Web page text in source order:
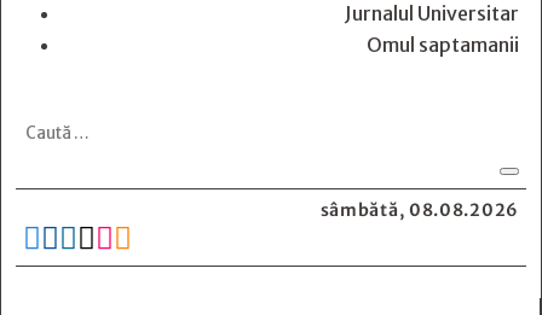
Jurnalul Universitar
Omul saptamanii
sâmbătă, 08.08.2026
     